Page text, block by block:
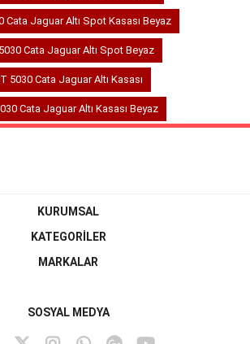
Cata Jaguar Altı Spot Kasası Beyaz
Cata Jaguar Altı Spot Beyaz
5030 Cata Jaguar Altı Kasası
Cata Jaguar Altı Kasası Beyaz
KURUMSAL
KATEGORİLER
MARKALAR
SOSYAL MEDYA